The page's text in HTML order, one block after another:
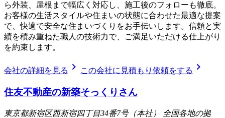
ら外装、屋根まで幅広く対応し、施工後のフォローも徹底。
お客様の生活スタイルや住まいの状態に合わせた最適な提案
で、快適で安全な住まいづくりをお手伝いします。信頼と実
績を積み重ねた職人の技術力で、ご満足いただける仕上がり
を約束します。
会社の詳細を見る chevron_right この会社に見積もり依頼をする chevron_right
住友不動産の新築そっくりさん
東京都新宿区西新宿四丁目34番7号（本社） 全国各地の拠